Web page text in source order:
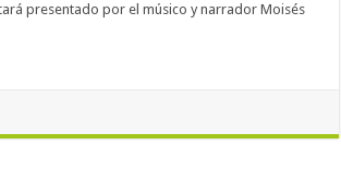
presentado por el músico y narrador Moisés